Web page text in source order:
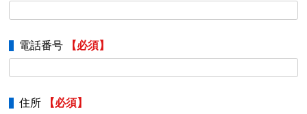
電話番号 【必須】
住所 【必須】